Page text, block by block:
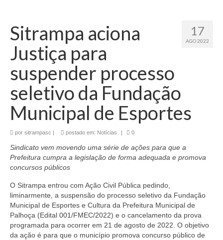
17
AGO 2022
Sitrampa aciona
Justiça para
suspender processo
seletivo da Fundação
Municipal de Esportes
por sitrampasc postado em: Notícias 0
Sindicato vem movendo uma série de ações para que a
Prefeitura cumpra a legislação de forma adequada e promova
concursos públicos
O Sitrampa entrou com Ação Civil Pública pedindo,
liminarmente, a suspensão do processo seletivo da Fundação
Municipal de Esportes e Cultura da Prefeitura Municipal de
Palhoça (Edital 001/FMEC/2022) e o cancelamento da prova
programada para ocorrer em 21 de agosto de 2022. O objetivo
da ação é para que o município promova concurso público de